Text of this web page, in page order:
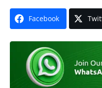
Facebook